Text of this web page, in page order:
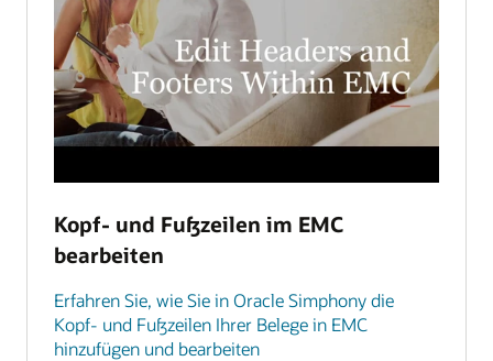
Kopf- und Fußzeilen im EMC
bearbeiten
Erfahren Sie, wie Sie in Oracle Simphony die
Kopf- und Fußzeilen Ihrer Belege in EMC
hinzufügen und bearbeiten